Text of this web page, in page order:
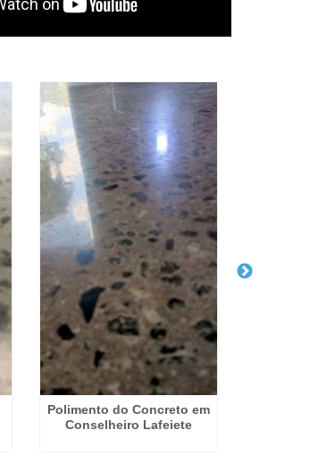
Polimento do Concreto em
Conselheiro Lafeiete